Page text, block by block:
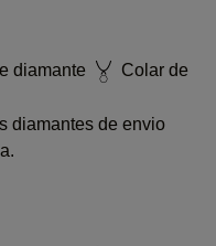
diamante
Colar de
diamantes de envio